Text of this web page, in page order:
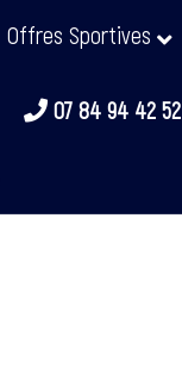
Offres Sportives
07 84 94 42 52